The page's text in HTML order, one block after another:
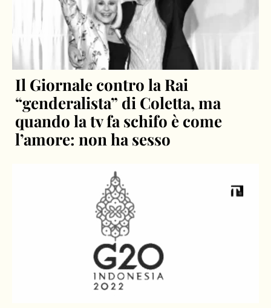
Il Giornale contro la Rai
“genderalista” di Coletta, ma
quando la tv fa schifo è come
l’amore: non ha sesso